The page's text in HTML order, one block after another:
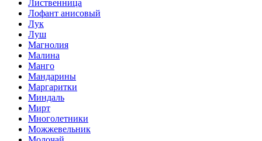
Лиственница
Лофант анисовый
Лук
Луш
Магнолия
Малина
Манго
Мандарины
Маргаритки
Миндаль
Мирт
Многолетники
Можжевельник